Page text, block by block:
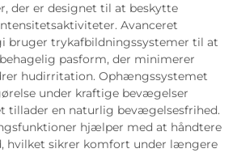
der er designet til at beskytte
Avanceret
bruger trykafbildningssystemer til at
pasform, der minimerer
hudirritation. Ophængssystemet
under kraftige bevægelser
tillader en naturlig bevægelsesfrihed.
hjælper med at håndtere
hvilket sikrer komfort under længere